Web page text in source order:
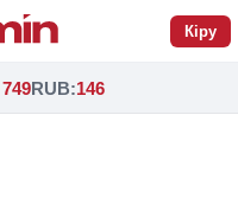
Кіру
RUB:146